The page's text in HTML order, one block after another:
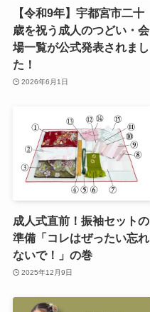
【令和9年】宇都宮市二十
歳を祝う成人のつどい・会
場一覧が公式発表されまし
た！
2026年6月1日
成人式直前！振袖セットの
準備「コレはぜったい忘れ
ないで！」の巻
2025年12月9日